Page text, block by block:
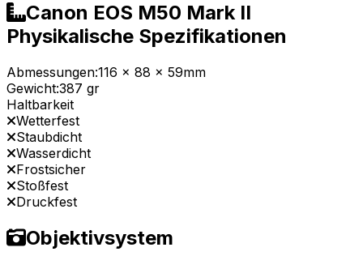
Canon EOS M50 Mark II
Physikalische Spezifikationen
Abmessungen:116 x 88 x 59mm
Gewicht:387 gr
Haltbarkeit
Wetterfest
Staubdicht
Wasserdicht
Frostsicher
Stoßfest
Druckfest
Objektivsystem